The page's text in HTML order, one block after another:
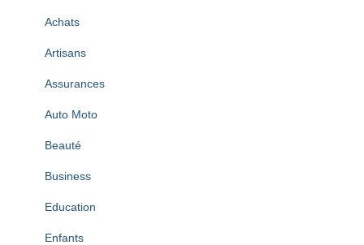
Achats
Artisans
Assurances
Auto Moto
Beauté
Business
Education
Enfants